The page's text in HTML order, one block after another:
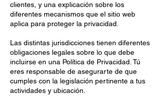
clientes, y una explicación sobre los
diferentes mecanismos que el sitio web
aplica para proteger la privacidad.
Las distintas jurisdicciones tienen diferentes
obligaciones legales sobre lo que debe
incluirse en una Política de Privacidad. Tú
eres responsable de asegurarte de que
cumples con la legislación pertinente a tus
actividades y ubicación.